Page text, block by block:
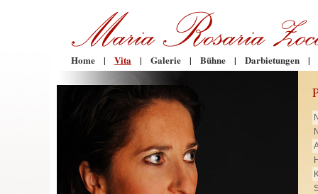
Home | Vita | Galerie | Bühne | Darbietungen |